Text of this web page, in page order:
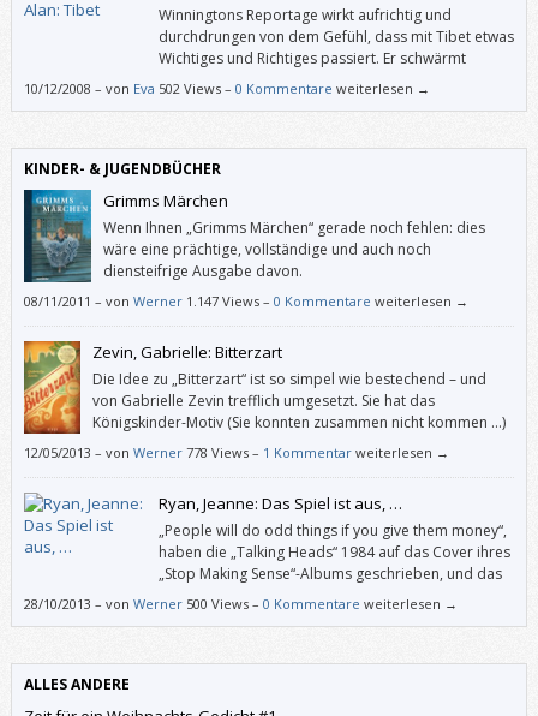
Winningtons Reportage wirkt aufrichtig und
durchdrungen von dem Gefühl, dass mit Tibet etwas
Wichtiges und Richtiges passiert. Er schwärmt
geradezu für die chinesische Volksbefreiungsarmee
einseitig ist?
10/12/2008 – von Eva 502 Views – 0 Kommentare weiterlesen →
KINDER- & JUGENDBÜCHER
Grimms Märchen
Wenn Ihnen „Grimms Märchen“ gerade noch fehlen: dies
wäre eine prächtige, vollständige und auch noch
diensteifrige Ausgabe davon.
08/11/2011 – von Werner 1.147 Views – 0 Kommentare weiterlesen →
Zevin, Gabrielle: Bitterzart
Die Idee zu „Bitterzart“ ist so simpel wie bestechend – und
von Gabrielle Zevin trefflich umgesetzt. Sie hat das
Königskinder-Motiv (Sie konnten zusammen nicht kommen …)
in eine Zukunft transferiert, in der die Mafia mit Schokolade
12/05/2013 – von Werner 778 Views – 1 Kommentar weiterlesen →
Ryan, Jeanne: Das Spiel ist aus, …
„People will do odd things if you give them money“,
haben die „Talking Heads“ 1984 auf das Cover ihres
„Stop Making Sense“-Albums geschrieben, und das
beschreibt dieses Buch ganz gut. Zum einen
28/10/2013 – von Werner 500 Views – 0 Kommentare weiterlesen →
ALLES ANDERE